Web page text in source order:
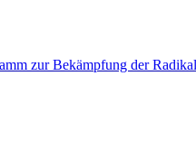
zur Bekämpfung der